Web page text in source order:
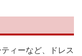
ィーなど、ドレス